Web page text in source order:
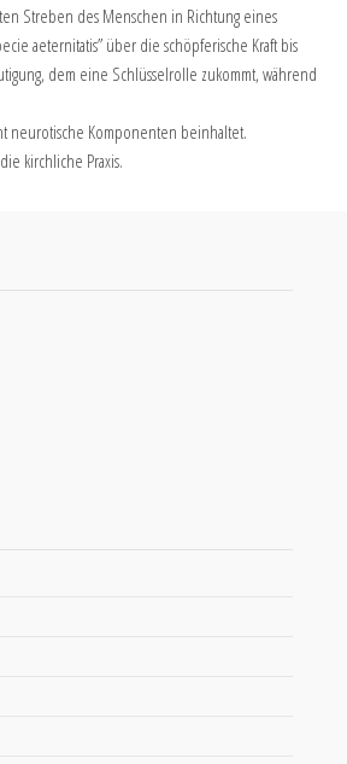
Streben des Menschen in Richtung eines
aeternitatis” über die schöpferische Kraft bis
dem eine Schlüsselrolle zukommt, während
neurotische Komponenten beinhaltet.
kirchliche Praxis.